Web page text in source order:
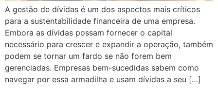
A gestão de dívidas é um dos aspectos mais críticos
para a sustentabilidade financeira de uma empresa.
Embora as dívidas possam fornecer o capital
necessário para crescer e expandir a operação, também
podem se tornar um fardo se não forem bem
gerenciadas. Empresas bem-sucedidas sabem como
navegar por essa armadilha e usam dívidas a seu […]